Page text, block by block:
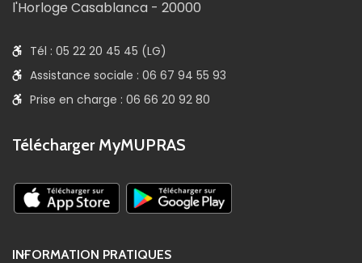
l'Horloge Casablanca - 20000
Tél : 05 22 20 45 45 (LG)
Assistance sociale : 06 67 94 55 93
Prise en charge : 06 66 20 92 80
Télécharger MyMUPRAS
INFORMATION PRATIQUES